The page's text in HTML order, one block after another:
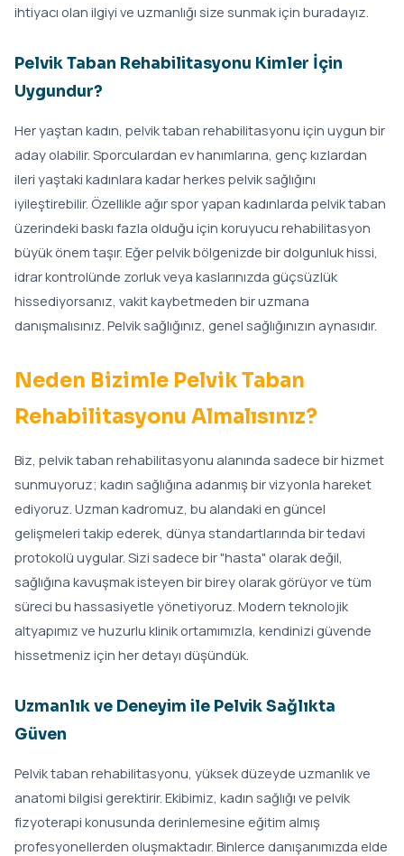
ihtiyacı olan ilgiyi ve uzmanlığı size sunmak için buradayız.
Pelvik Taban Rehabilitasyonu Kimler İçin
Uygundur?
Her yaştan kadın, pelvik taban rehabilitasyonu için uygun bir
aday olabilir. Sporculardan ev hanımlarına, genç kızlardan
ileri yaştaki kadınlara kadar herkes pelvik sağlığını
iyileştirebilir. Özellikle ağır spor yapan kadınlarda pelvik taban
üzerindeki baskı fazla olduğu için koruyucu rehabilitasyon
büyük önem taşır. Eğer pelvik bölgenizde bir dolgunluk hissi,
idrar kontrolünde zorluk veya kaslarınızda güçsüzlük
hissediyorsanız, vakit kaybetmeden bir uzmana
danışmalısınız. Pelvik sağlığınız, genel sağlığınızın aynasıdır.
Neden Bizimle Pelvik Taban
Rehabilitasyonu Almalısınız?
Biz, pelvik taban rehabilitasyonu alanında sadece bir hizmet
sunmuyoruz; kadın sağlığına adanmış bir vizyonla hareket
ediyoruz. Uzman kadromuz, bu alandaki en güncel
gelişmeleri takip ederek, dünya standartlarında bir tedavi
protokolü uygular. Sizi sadece bir "hasta" olarak değil,
sağlığına kavuşmak isteyen bir birey olarak görüyor ve tüm
süreci bu hassasiyetle yönetiyoruz. Modern teknolojik
altyapımız ve huzurlu klinik ortamımızla, kendinizi güvende
hissetmeniz için her detayı düşündük.
Uzmanlık ve Deneyim ile Pelvik Sağlıkta
Güven
Pelvik taban rehabilitasyonu, yüksek düzeyde uzmanlık ve
anatomi bilgisi gerektirir. Ekibimiz, kadın sağlığı ve pelvik
fizyoterapi konusunda derinlemesine eğitim almış
profesyonellerden oluşmaktadır. Binlerce danışanımızda elde